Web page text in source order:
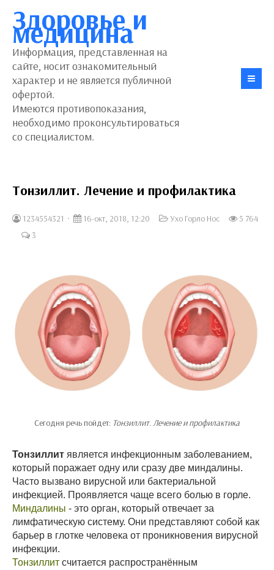
Здоровье и
медицина
Информация, представленная на
сайте, носит ознакомительный
характер и не является публичной
офертой.
Имеются противопоказания,
необходимо проконсультироваться
со специалистом.
Тонзиллит. Лечение и профилактика
1234554321 16-окт, 2018, 12:20 Ухо Горло Нос
5 764
3
Сегодня речь пойдет: Тонзиллит. Лечение и профилактика
Тонзиллит является инфекционным заболеванием,
который поражает одну или сразу две миндалины.
Часто вызвано вирусной или бактериальной
инфекцией. Проявляется чаще всего болью в горле.
Миндалины - это орган, который отвечает за
лимфатическую систему. Они представляют собой как
барьер в глотке человека от проникновения вирусной
инфекции.
Тонзиллит считается распространённым